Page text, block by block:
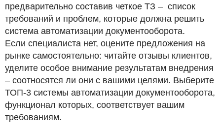
предварительно составив четкое ТЗ – список
требований и проблем, которые должна решить
система автоматизации документооборота.
Если специалиста нет, оцените предложения на
рынке самостоятельно: читайте отзывы клиентов,
уделите особое внимание результатам внедрения
– соотносятся ли они с вашими целями. Выберите
ТОП-3 системы автоматизации документооборота,
функционал которых, соответствует вашим
требованиям.